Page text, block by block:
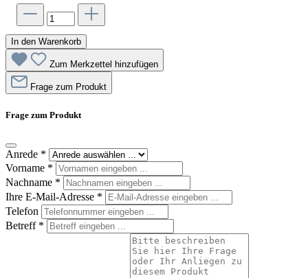
In den Warenkorb
Zum Merkzettel hinzufügen
Frage zum Produkt
Frage zum Produkt
Anrede *
Vorname *
Nachname *
Ihre E-Mail-Adresse *
Telefon
Betreff *